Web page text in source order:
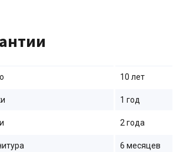
10 лет
1 год
2 года
6 месяцев